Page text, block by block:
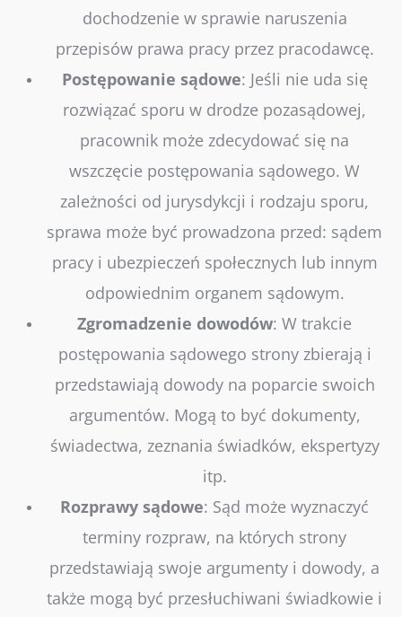
dochodzenie w sprawie naruszenia
przepisów prawa pracy przez pracodawcę.
Postępowanie sądowe: Jeśli nie uda się
rozwiązać sporu w drodze pozasądowej,
pracownik może zdecydować się na
wszczęcie postępowania sądowego. W
zależności od jurysdykcji i rodzaju sporu,
sprawa może być prowadzona przed: sądem
pracy i ubezpieczeń społecznych lub innym
odpowiednim organem sądowym.
Zgromadzenie dowodów: W trakcie
postępowania sądowego strony zbierają i
przedstawiają dowody na poparcie swoich
argumentów. Mogą to być dokumenty,
świadectwa, zeznania świadków, ekspertyzy
itp.
Rozprawy sądowe: Sąd może wyznaczyć
terminy rozpraw, na których strony
przedstawiają swoje argumenty i dowody, a
także mogą być przesłuchiwani świadkowie i